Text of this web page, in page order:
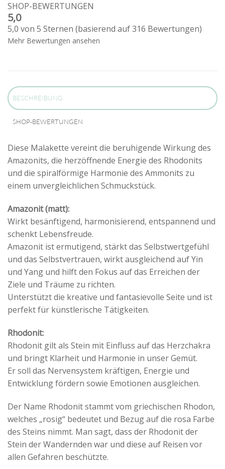
SHOP-BEWERTUNGEN
5,0
5,0 von 5 Sternen (basierend auf 316 Bewertungen)
Mehr Bewertungen ansehen
BESCHREIBUNG
SHOP-BEWERTUNGEN
Diese Malakette vereint die beruhigende Wirkung des
Amazonits, die herzöffnende Energie des Rhodonits
und die spiralförmige Harmonie des Ammonits zu
einem unvergleichlichen Schmuckstück.
Amazonit (matt):
Wirkt besänftigend, harmonisierend, entspannend und
schenkt Lebensfreude.
Amazonit ist ermutigend, stärkt das Selbstwertgefühl
und das Selbstvertrauen, wirkt ausgleichend auf Yin
und Yang und hilft den Fokus auf das Erreichen der
Ziele und Träume zu richten.
Unterstützt die kreative und fantasievolle Seite und ist
perfekt für künstlerische Tätigkeiten.
Rhodonit:
Rhodonit gilt als Stein mit Einfluss auf das Herzchakra
und bringt Klarheit und Harmonie in unser Gemüt.
Er soll das Nervensystem kräftigen, Energie und
Entwicklung fördern sowie Emotionen ausgleichen.
Der Name Rhodonit stammt vom griechischen Rhodon,
welches „rosig“ bedeutet und Bezug auf die rosa Farbe
des Steins nimmt. Man sagt, dass der Rhodonit der
Stein der Wandernden war und diese auf Reisen vor
allen Gefahren beschützte.